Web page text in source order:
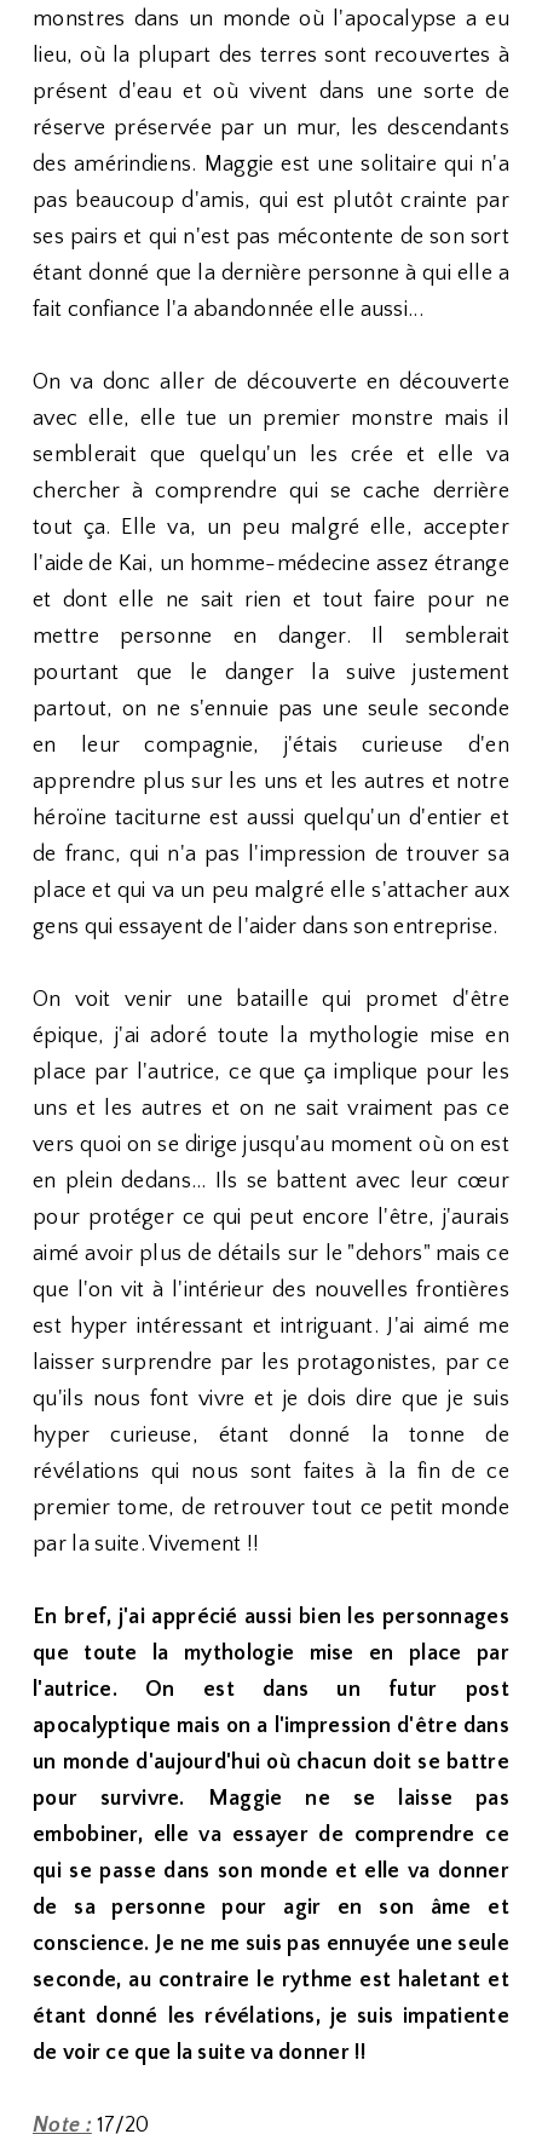
monstres dans un monde où l'apocalypse a eu
lieu, où la plupart des terres sont recouvertes à
présent d'eau et où vivent dans une sorte de
réserve préservée par un mur, les descendants
des amérindiens. Maggie est une solitaire qui n'a
pas beaucoup d'amis, qui est plutôt crainte par
ses pairs et qui n'est pas mécontente de son sort
étant donné que la dernière personne à qui elle a
fait confiance l'a abandonnée elle aussi...
On va donc aller de découverte en découverte
avec elle, elle tue un premier monstre mais il
semblerait que quelqu'un les crée et elle va
chercher à comprendre qui se cache derrière
tout ça. Elle va, un peu malgré elle, accepter
l'aide de Kai, un homme-médecine assez étrange
et dont elle ne sait rien et tout faire pour ne
mettre personne en danger. Il semblerait
pourtant que le danger la suive justement
partout, on ne s'ennuie pas une seule seconde
en leur compagnie, j'étais curieuse d'en
apprendre plus sur les uns et les autres et notre
héroïne taciturne est aussi quelqu'un d'entier et
de franc, qui n'a pas l'impression de trouver sa
place et qui va un peu malgré elle s'attacher aux
gens qui essayent de l'aider dans son entreprise.
On voit venir une bataille qui promet d'être
épique, j'ai adoré toute la mythologie mise en
place par l'autrice, ce que ça implique pour les
uns et les autres et on ne sait vraiment pas ce
vers quoi on se dirige jusqu'au moment où on est
en plein dedans... Ils se battent avec leur cœur
pour protéger ce qui peut encore l'être, j'aurais
aimé avoir plus de détails sur le "dehors" mais ce
que l'on vit à l'intérieur des nouvelles frontières
est hyper intéressant et intriguant. J'ai aimé me
laisser surprendre par les protagonistes, par ce
qu'ils nous font vivre et je dois dire que je suis
hyper curieuse, étant donné la tonne de
révélations qui nous sont faites à la fin de ce
premier tome, de retrouver tout ce petit monde
par la suite. Vivement !!
En bref, j'ai apprécié aussi bien les personnages
que toute la mythologie mise en place par
l'autrice. On est dans un futur post
apocalyptique mais on a l'impression d'être dans
un monde d'aujourd'hui où chacun doit se battre
pour survivre. Maggie ne se laisse pas
embobiner, elle va essayer de comprendre ce
qui se passe dans son monde et elle va donner
de sa personne pour agir en son âme et
conscience. Je ne me suis pas ennuyée une seule
seconde, au contraire le rythme est haletant et
étant donné les révélations, je suis impatiente
de voir ce que la suite va donner !!
Note : 17/20